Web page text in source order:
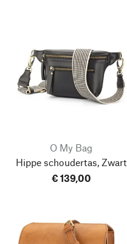
O My Bag
Hippe schoudertas, Zwart
€ 139,00